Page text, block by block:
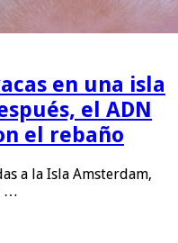
en una isla
el ADN
el rebaño
a la Isla Amsterdam,
…